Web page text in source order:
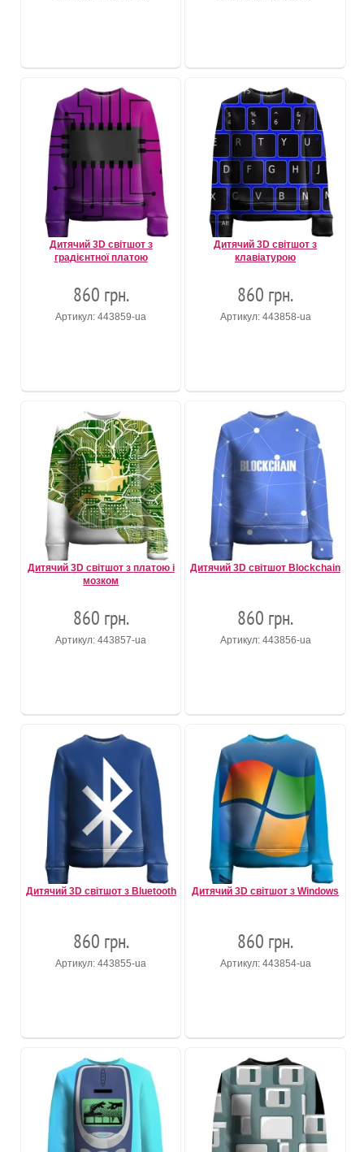
Дитячий 3D світшот з
градієнтної платою
860 грн.
Артикул: 443859-ua
Дитячий 3D світшот з
клавіатурою
860 грн.
Артикул: 443858-ua
Дитячий 3D світшот з платою і
мозком
860 грн.
Артикул: 443857-ua
Дитячий 3D світшот Blockchain
860 грн.
Артикул: 443856-ua
Дитячий 3D світшот з Bluetooth
860 грн.
Артикул: 443855-ua
Дитячий 3D світшот з Windows
860 грн.
Артикул: 443854-ua